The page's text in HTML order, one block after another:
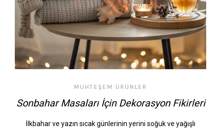
MUHTEŞEM ÜRÜNLER
Sonbahar Masaları İçin Dekorasyon Fikirleri
İlkbahar ve yazın sıcak günlerinin yerini soğuk ve yağışlı